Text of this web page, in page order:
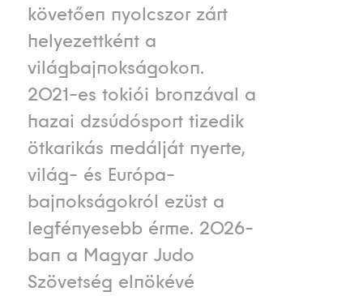
követően nyolcszor zárt
helyezettként a
világbajnokságokon.
2021-es tokiói bronzával a
hazai dzsúdósport tizedik
ötkarikás medálját nyerte,
világ- és Európa-
bajnokságokról ezüst a
legfényesebb érme. 2026-
ban a Magyar Judo
Szövetség elnökévé